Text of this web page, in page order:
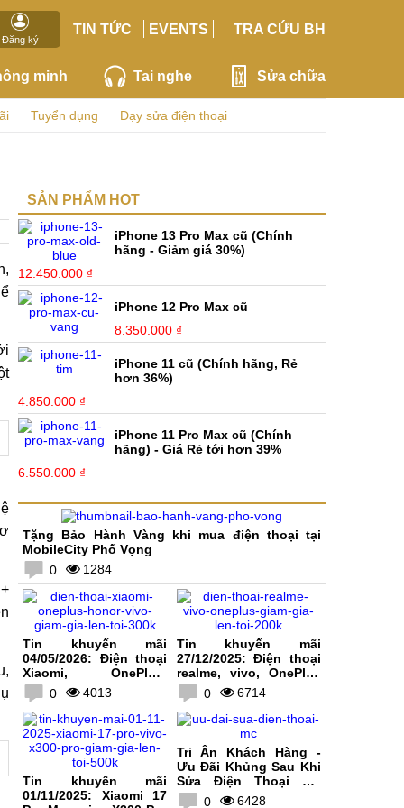
Đăng ký
TIN TỨC EVENTS TRA CỨU BH
minh Tai nghe Sửa chữa
Tuyển dụng Dạy sửa điện thoại
SẢN PHẨM HOT
iPhone 13 Pro Max cũ (Chính
hãng - Giảm giá 30%)
12.450.000 ₫
iPhone 12 Pro Max cũ
8.350.000 ₫
iPhone 11 cũ (Chính hãng, Rẻ
hơn 36%)
4.850.000 ₫
iPhone 11 Pro Max cũ (Chính
hãng) - Giá Rẻ tới hơn 39%
6.550.000 ₫
Tặng Bảo Hành Vàng khi mua điện thoại tại
MobileCity Phố Vọng
0
1284
Tin khuyến mãi
04/05/2026: Điện thoại
Xiaomi, OnePlus,
HONOR, vivo giảm giá
lên tới 300K
0 4013
Tin khuyến mãi
27/12/2025: Điện thoại
realme, vivo, OnePlus
giảm giá lên tới 200K
0 6714
Tin khuyến mãi
01/11/2025: Xiaomi 17
Tri Ân Khách Hàng -
Ưu Đãi Khủng Sau Khi
Sửa Điện Thoại Tại
MobileCity
0 6428